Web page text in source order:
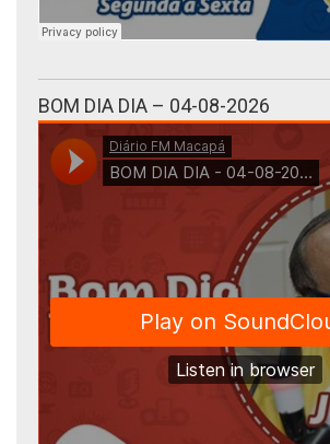
BOM DIA DIA – 04-08-2026